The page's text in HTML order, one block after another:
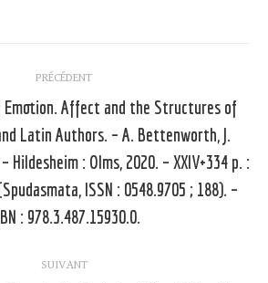
PRÉCÉDENT
Article
précédent
:
Affect and the Structures of
Latin Authors. – A. Bettenworth, J.
Hildesheim : Olms, 2020. – XXIV+334 p. :
ISSN : 0548.9705 ; 188). –
: 978.3.487.15930.0.
SUIVANT